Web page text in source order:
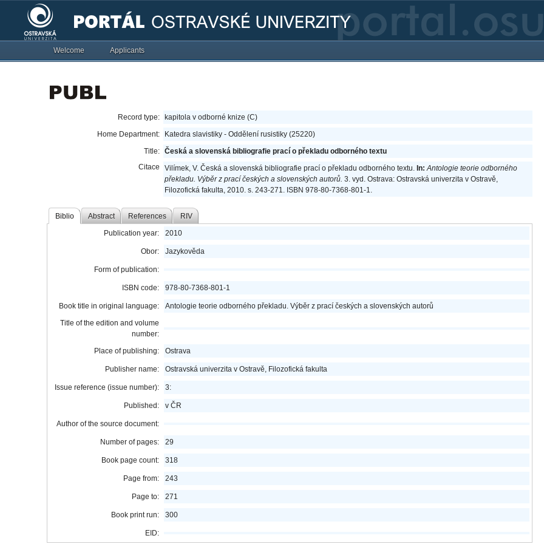
Welcome Applicants
Record type:
kapitola v odborné knize (C)
Home Department:
Katedra slavistiky - Oddělení rusistiky (25220)
Title: Česká a slovenská bibliografie prací o překladu odborného textu
Citace
Vilímek, V. Česká a slovenská bibliografie prací o překladu odborného textu. In: Antologie teorie odborného
překladu. Výběr z prací českých a slovenských autorů. 3. vyd. Ostrava: Ostravská univerzita v Ostravě,
Filozofická fakulta, 2010. s. 243-271. ISBN 978-80-7368-801-1.
Biblio Abstract References RIV
Publication year: 2010
Obor: Jazykověda
Form of publication:
ISBN code: 978-80-7368-801-1
Book title in original language:
Antologie teorie odborného překladu. Výběr z prací českých a slovenských autorů
Title of the edition and volume
number:
Place of publishing:
Ostrava
Publisher name: Ostravská univerzita v Ostravě, Filozofická fakulta
Issue reference (issue number): 3:
Published: v ČR
Author of the source document:
Number of pages: 29
Book page count: 318
Page from: 243
Page to: 271
Book print run: 300
EID: